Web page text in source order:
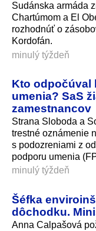
Sudánska armáda
Chartúmom a El
rozhodnúť o
Kordofán.
minulý týždeň
Kto odpočúval
umenia? SaS
zamestnancov
Strana Sloboda a
trestné oznámenie
s podozreniami z
podporu umenia
minulý týždeň
Šéfka
dôchodku.
Anna Calpašová